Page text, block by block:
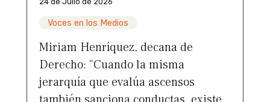
Voces en los Medios
Miriam Henríquez, decana de
Derecho: “Cuando la misma
jerarquía que evalúa ascensos